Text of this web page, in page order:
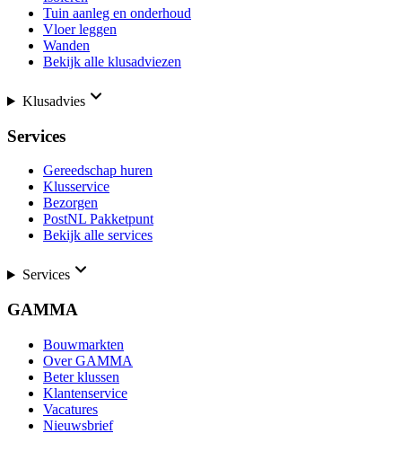
Tuin aanleg en onderhoud
Vloer leggen
Wanden
Bekijk alle klusadviezen
Klusadvies
Services
Gereedschap huren
Klusservice
Bezorgen
PostNL Pakketpunt
Bekijk alle services
Services
GAMMA
Bouwmarkten
Over GAMMA
Beter klussen
Klantenservice
Vacatures
Nieuwsbrief